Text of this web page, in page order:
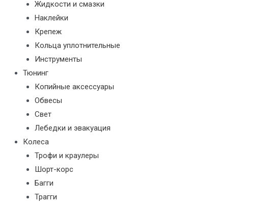
Жидкости и смазки
Наклейки
Крепеж
Кольца уплотнительные
Инструменты
Тюнинг
Копийные аксессуары
Обвесы
Свет
Лебедки и эвакуация
Колеса
Трофи и краулеры
Шорт-корс
Багги
Трагги